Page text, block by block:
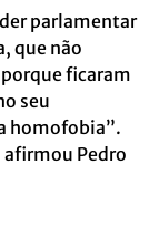
parlamentar
que não
ficaram
seu
homofobia”.
afirmou Pedro